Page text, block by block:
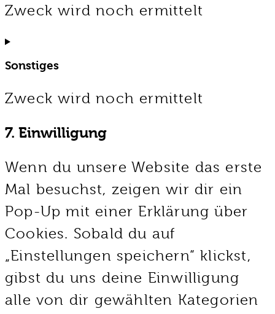
Zweck wird noch ermittelt
Consent
service
Sonstiges
Zweck wird noch ermittelt
Consent
to
sonstiges
7. Einwilligung
Wenn du unsere Website das erste
Mal besuchst, zeigen wir dir ein
Pop-Up mit einer Erklärung über
Cookies. Sobald du auf
„Einstellungen speichern“ klickst,
gibst du uns deine Einwilligung
alle von dir gewählten Kategorien